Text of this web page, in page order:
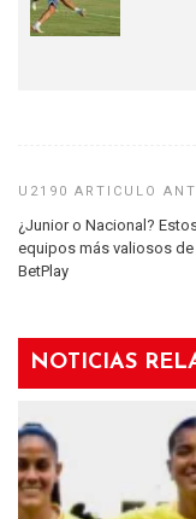
¿Junior o Nacional?
equipos más valiosos de
BetPlay
NOTICIAS